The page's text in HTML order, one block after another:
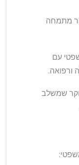
מתמחה
עם
ורפואה.
שמשלב